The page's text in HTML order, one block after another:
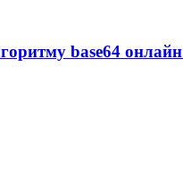
base64